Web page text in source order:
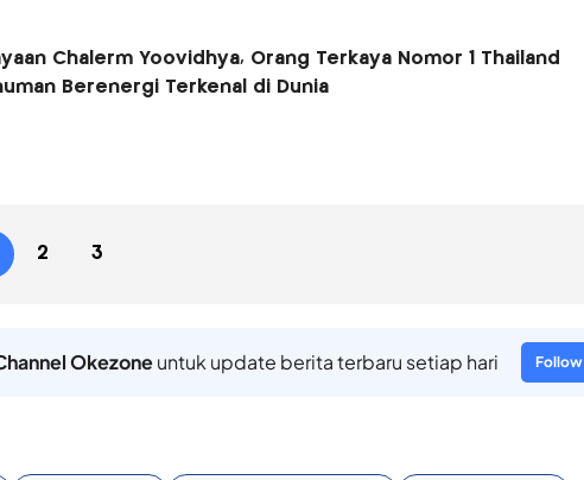
Chalerm Yoovidhya, Orang Terkaya Nomor 1 Thailand
Berenergi Terkenal di Dunia
2 3
Okezoneuntuk update berita terbaru setiap hari Follow